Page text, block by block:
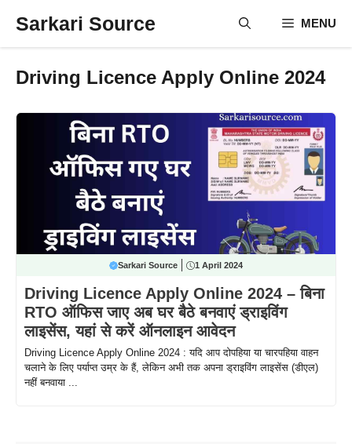
Sarkari Source MENU
Driving Licence Apply Online 2024
Sarkari Source 1 April 2024
Driving Licence Apply Online 2024 – बिना
RTO ऑफिस जाए अब घर बैठे बनवाएं ड्राइविंग
लाइसेंस, यहां से करें ऑनलाइन आवेदन
Driving Licence Apply Online 2024 : यदि आप दोपहिया या चारपहिया वाहन
चलाने के लिए पर्याप्त उम्र के हैं, लेकिन अभी तक अपना ड्राइविंग लाइसेंस (डीएल)
नहीं बनवाया ...